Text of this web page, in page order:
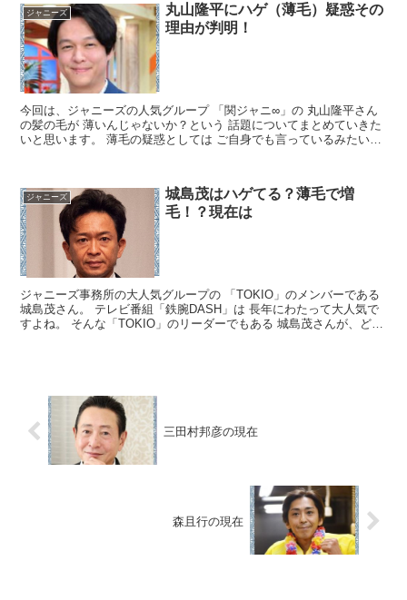
ジャニーズ
丸山隆平にハゲ（薄毛）疑惑その
理由が判明！
今回は、ジャニーズの人気グループ 「関ジャニ∞」の 丸山隆平さん
の髪の毛が 薄いんじゃないか？という 話題についてまとめていきた
いと思います。 薄毛の疑惑としては ご自身でも言っているみたいで
ジャニーズ
城島茂はハゲてる？薄毛で増
毛！？現在は
ジャニーズ事務所の大人気グループの 「TOKIO」のメンバーである
城島茂さん。 テレビ番組「鉄腕DASH」は 長年にわたって大人気で
すよね。 そんな「TOKIO」のリーダーでもある 城島茂さんが、どう
三田村邦彦の現在
森且行の現在